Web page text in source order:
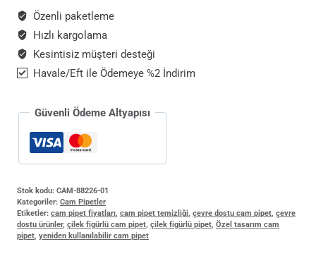
Dostu
Tekrar
Kullanılabilir
adet
Özenli paketleme
Hızlı kargolama
Kesintisiz müşteri desteği
Havale/Eft ile Ödemeye %2 İndirim
Güvenli Ödeme Altyapısı
Stok kodu: CAM-88226-01
Kategoriler: Cam Pipetler
Etiketler: cam pipet fiyatları, cam pipet temizliği, çevre dostu cam pipet, çevre
dostu ürünler, çilek figürlü cam pipet, çilek figürlü pipet, Özel tasarım cam
pipet, yeniden kullanılabilir cam pipet